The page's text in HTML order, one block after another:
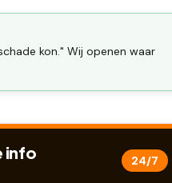
kon." Wij openen waar
info 24/7